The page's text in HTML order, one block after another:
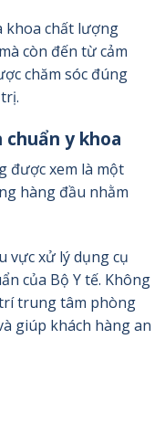
khoa chất lượng
còn đến từ cảm
chăm sóc đúng
y khoa
được xem là một
hàng đầu nhằm
vực xử lý dụng cụ
của Bộ Y tế. Không
trung tâm phòng
giúp khách hàng an